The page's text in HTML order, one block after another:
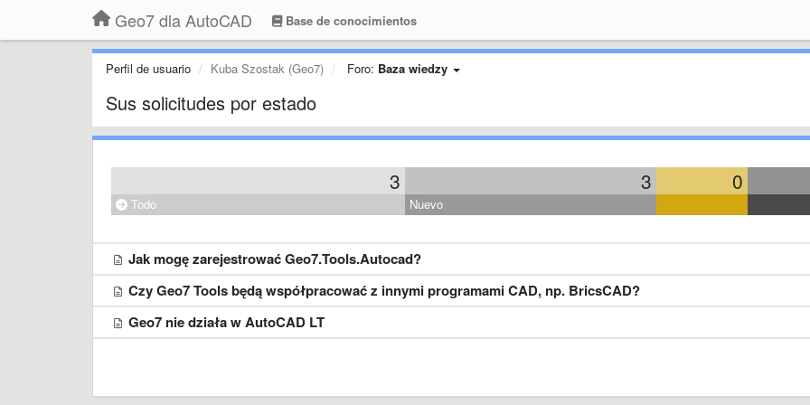
Geo7 dla AutoCAD Base de conocimientos
Perfil de usuario Kuba Szostak (Geo7) Foro: Baza wiedzy
Sus solicitudes por estado
3 3 0
Todo Nuevo
Jak mogę zarejestrować Geo7.Tools.Autocad?
Czy Geo7 Tools będą współpracować z innymi programami CAD, np. BricsCAD?
Geo7 nie działa w AutoCAD LT